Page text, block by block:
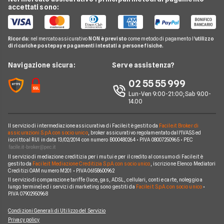
Telefonia Mobile
Pay TV
Noleggio Lungo Termine
News
Chi siamo
Perché scegliere Facile.it
Mappa del sito
Offerta Internet Mobile
Offerte Telefonia Mobile Partita Iva
Passa a Postemobile
Passa a Ho
Offerte SIM solo dati
Offerte Wind
Offerte Fastweb Mobile
Offerte PosteMobile
Offerte Iliad
Offerte Ho Mobile
Offerte Very Mobile
Offerte Coop Voce
Compagnie Telefoniche
Guida Telefonia
Domande Telefonia
Glossario Telefonia
Notizie Telefonia
Argomenti in evidenza Telefonia
Cambiare operatore telefonico
accettati sono:
Ricorda: nel mercato assicurativo NON è previsto come metodo di pagamento l'utilizzo
di ricariche postepay e pagamenti intestati a persone fisiche.
Navigazione sicura: Serve assistenza?
02 55 55 999
Lun-Ven 9:00-21:00; Sab 9.00-
14.00
Il servizio di intermediazione assicurativa di Facile.it è gestito da Facile.it Broker di
assicurazioni S.p.A. con socio unico, broker assicurativo regolamentato dall'IVASS ed
iscritto al RUI in data 13/02/2014 con numero B000480264 • P.IVA 08007250965 • PEC
Il servizio di mediazione creditizia per i mutui e per il credito al consumo di Facile.it è
gestito da Facile.it Mediazione Creditizia S.p.A. con socio unico , iscrizione Elenco Mediatori
Creditizi OAM numero M201 • P.IVA 06158600962
Il servizio di comparazione tariffe (luce, gas, ADSL, cellulari, conti e carte, noleggio a
lungo termine) ed i servizi di marketing sono gestiti da Facile.it S.p.A. con socio unico•
P.IVA 07902950968
Condizioni Generali di Utilizzo del Servizio
Privacy policy